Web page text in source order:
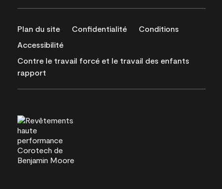
Plan du site Confidentialité
Conditions
Accessibilité
Contre le travail forcé et le travail des enfants
rapport